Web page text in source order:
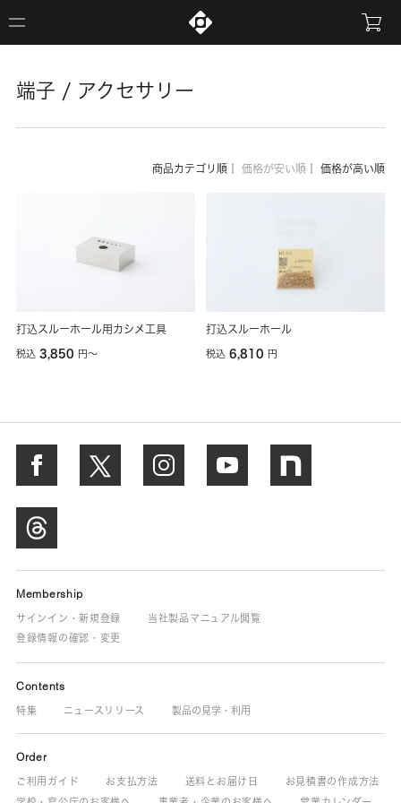
端子 / アクセサリー
商品カテゴリ順 価格が安い順 価格が高い順
打込スルーホール用カシメ工具
税込3,850 円〜
打込スルーホール
税込6,810 円
Membership
サインイン・新規登録
当社製品マニュアル閲覧
登録情報の確認・変更
Contents
特集 ニュースリリース 製品の見学・利用
Order
ご利用ガイド お支払方法 送料とお届け日
お見積書の作成方法